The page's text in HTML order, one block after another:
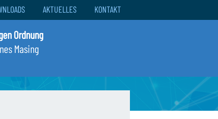
AKTUELLES KONTAKT
Ordnung
Masing